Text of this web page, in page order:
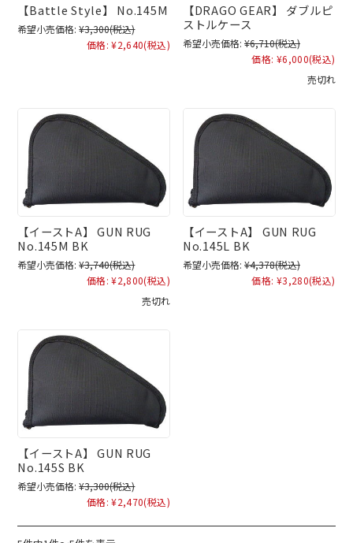
【Battle Style】 No.145M
希望小売価格: ¥3,300(税込)
価格: ¥2,640(税込)
【DRAGO GEAR】 ダブルピ
ストルケース
希望小売価格: ¥6,710(税込)
価格: ¥6,000(税込)
売切れ
【イーストA】 GUN RUG
No.145M BK
希望小売価格: ¥3,740(税込)
価格: ¥2,800(税込)
売切れ
【イーストA】 GUN RUG
No.145L BK
希望小売価格: ¥4,378(税込)
価格: ¥3,280(税込)
【イーストA】 GUN RUG
No.145S BK
希望小売価格: ¥3,300(税込)
価格: ¥2,470(税込)